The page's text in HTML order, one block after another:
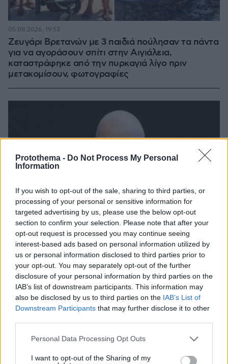
Protothema - Do Not Process My Personal
Information
If you wish to opt-out of the sale, sharing to third parties, or
processing of your personal or sensitive information for
targeted advertising by us, please use the below opt-out
section to confirm your selection. Please note that after your
opt-out request is processed you may continue seeing
interest-based ads based on personal information utilized by
us or personal information disclosed to third parties prior to
your opt-out. You may separately opt-out of the further
disclosure of your personal information by third parties on the
IAB’s list of downstream participants. This information may
also be disclosed by us to third parties on the IAB’s List of
Downstream Participants that may further disclose it to other
Please note that this website/app uses one or more Google
not limited to your visit or usage behaviour. You may click to
Personal Data Processing Opt Outs
I want to opt-out of the Sharing of my
Ζευγάρι Βρετανών με 3 παιδιά πούλησαν τα πάντα
για να αγοράσουν σπίτι στην Αιγιάλεια,
καταστράφηκε από την πυρκαγιά λίγο πριν
μετακομίσουν, φωτογραφίες
05.08.2026, 19:53
Σερ Ντέμης Χασάμπης: Ποιος είναι ο Έλληνας
νέος «εγκέφαλος» του τμήματος AI της Google
05.08.2026, 21:43